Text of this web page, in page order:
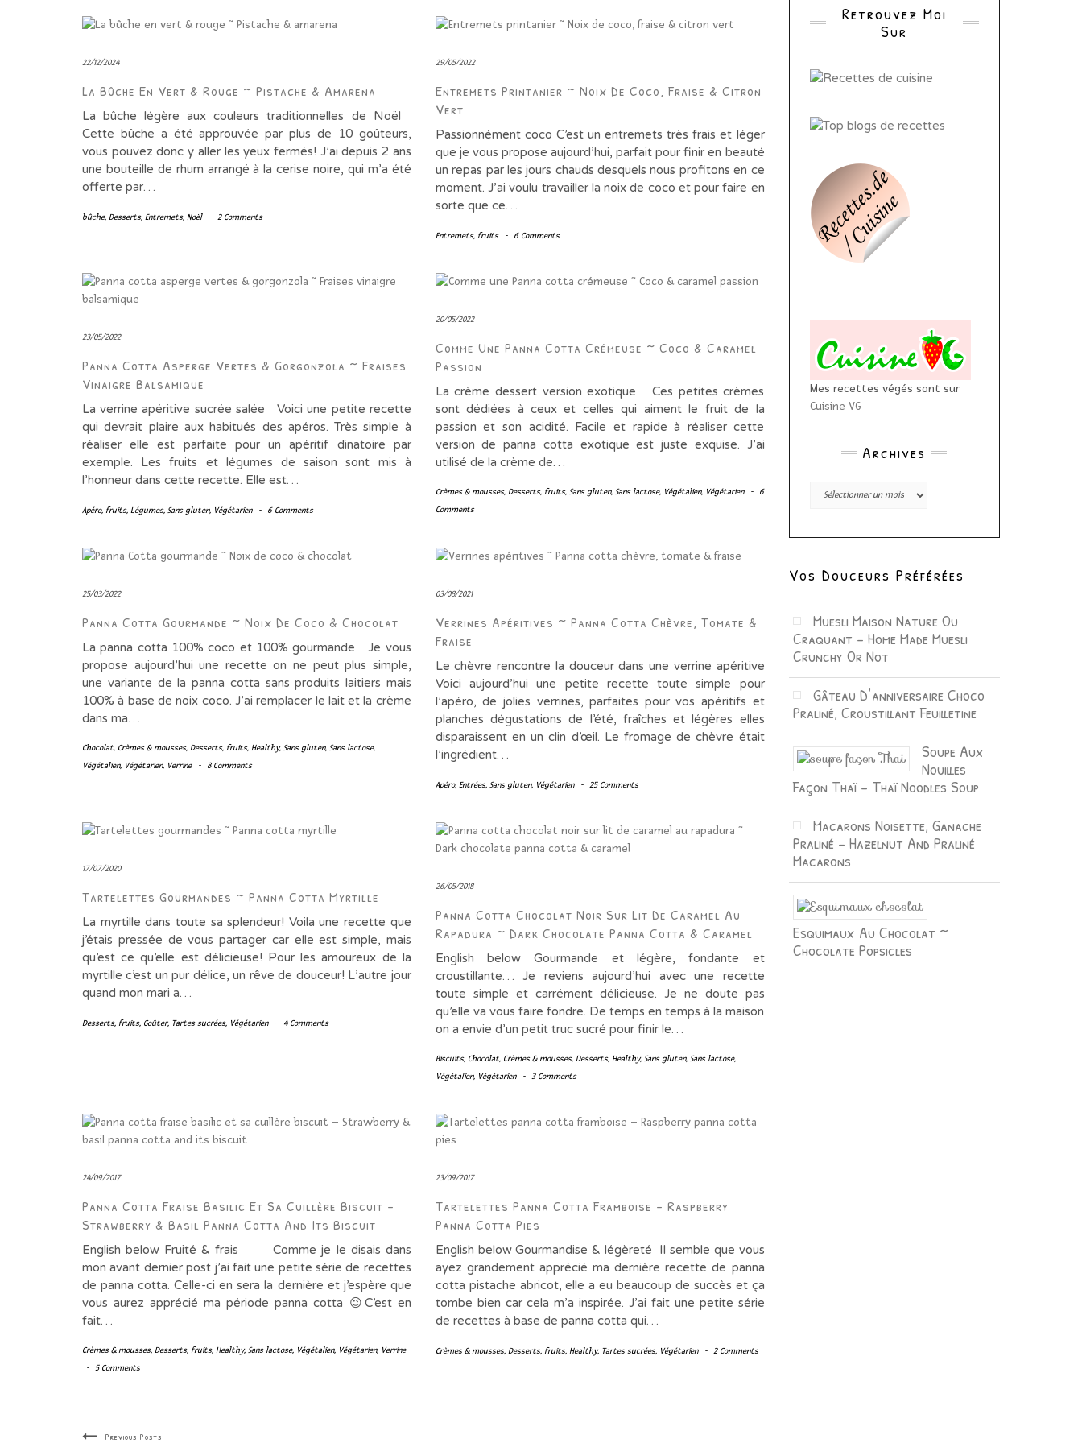
22/12/2024
La Bûche En Vert & Rouge ~ Pistache & Amarena
La bûche légère aux couleurs traditionnelles de Noël
Cette bûche a été approuvée par plus de 10 goûteurs,
vous pouvez donc y aller les yeux fermés! J’ai depuis 2 ans
une bouteille de rhum arrangé à la cerise noire, qui m’a été
offerte par…
bûche, Desserts, Entremets, Noël - 2 Comments
29/05/2022
Entremets Printanier ~ Noix De Coco, Fraise & Citron
Vert
Passionnément coco C’est un entremets très frais et léger
que je vous propose aujourd’hui, parfait pour finir en beauté
un repas par les jours chauds desquels nous profitons en ce
moment. J’ai voulu travailler la noix de coco et pour faire en
sorte que ce…
Entremets, fruits - 6 Comments
23/05/2022
Panna Cotta Asperge Vertes & Gorgonzola ~ Fraises
Vinaigre Balsamique
La verrine apéritive sucrée salée Voici une petite recette
qui devrait plaire aux habitués des apéros. Très simple à
réaliser elle est parfaite pour un apéritif dinatoire par
exemple. Les fruits et légumes de saison sont mis à
l’honneur dans cette recette. Elle est…
Apéro, fruits, Légumes, Sans gluten, Végétarien - 6 Comments
20/05/2022
Comme Une Panna Cotta Crémeuse ~ Coco & Caramel
Passion
La crème dessert version exotique Ces petites crèmes
sont dédiées à ceux et celles qui aiment le fruit de la
passion et son acidité. Facile et rapide à réaliser cette
version de panna cotta exotique est juste exquise. J’ai
utilisé de la crème de…
Crèmes & mousses, Desserts, fruits, Sans gluten, Sans lactose, Végétalien, Végétarien -
6
Comments
25/03/2022
Panna Cotta Gourmande ~ Noix De Coco & Chocolat
La panna cotta 100% coco et 100% gourmande Je vous
propose aujourd’hui une recette on ne peut plus simple,
une variante de la panna cotta sans produits laitiers mais
100% à base de noix coco. J’ai remplacer le lait et la crème
dans ma…
Chocolat, Crèmes & mousses, Desserts, fruits, Healthy, Sans gluten, Sans lactose,
Végétalien, Végétarien, Verrine - 8 Comments
03/08/2021
Verrines Apéritives ~ Panna Cotta Chèvre, Tomate &
Fraise
Le chèvre rencontre la douceur dans une verrine apéritive
Voici aujourd’hui une petite recette toute simple pour
l’apéro, de jolies verrines, parfaites pour vos apéritifs et
planches dégustations de l’été, fraîches et légères elles
disparaissent en un clin d’œil. Le fromage de chèvre était
l’ingrédient…
Apéro, Entrées, Sans gluten, Végétarien - 25 Comments
17/07/2020
Tartelettes Gourmandes ~ Panna Cotta Myrtille
La myrtille dans toute sa splendeur! Voila une recette que
j’étais pressée de vous partager car elle est simple, mais
qu’est ce qu’elle est délicieuse! Pour les amoureux de la
myrtille c’est un pur délice, un rêve de douceur! L’autre jour
quand mon mari a…
Desserts, fruits, Goûter, Tartes sucrées, Végétarien - 4 Comments
26/05/2018
Panna Cotta Chocolat Noir Sur Lit De Caramel Au
Rapadura ~ Dark Chocolate Panna Cotta & Caramel
English below Gourmande et légère, fondante et
croustillante… Je reviens aujourd’hui avec une recette
toute simple et carrément délicieuse. Je ne doute pas
qu’elle va vous faire fondre. De temps en temps à la maison
on a envie d’un petit truc sucré pour finir le…
Biscuits, Chocolat, Crèmes & mousses, Desserts, Healthy, Sans gluten, Sans lactose,
Végétalien, Végétarien - 3 Comments
24/09/2017
Panna Cotta Fraise Basilic Et Sa Cuillère Biscuit –
Strawberry & Basil Panna Cotta And Its Biscuit
English below Fruité & frais Comme je le disais dans
mon avant dernier post j’ai fait une petite série de recettes
de panna cotta. Celle-ci en sera la dernière et j’espère que
vous aurez apprécié ma période panna cotta 😉C’est en
fait…
Crèmes & mousses, Desserts, fruits, Healthy, Sans lactose, Végétalien, Végétarien, Verrine
- 5 Comments
23/09/2017
Tartelettes Panna Cotta Framboise – Raspberry
Panna Cotta Pies
English below Gourmandise & légèreté Il semble que vous
ayez grandement apprécié ma dernière recette de panna
cotta pistache abricot, elle a eu beaucoup de succès et ça
tombe bien car cela m’a inspirée. J’ai fait une petite série
de recettes à base de panna cotta qui…
Crèmes & mousses, Desserts, fruits, Healthy, Tartes sucrées, Végétarien - 2 Comments
Previous Posts
Retrouvez Moi
Sur
Mes recettes végés sont sur
Cuisine VG
Archives
Archives
Vos Douceurs Préférées
Muesli Maison Nature Ou
Craquant – Home Made Muesli
Crunchy Or Not
Gâteau D’anniversaire Choco
Praliné, Croustillant Feuilletine
Soupe Aux
Nouilles
Façon Thaï – Thaï Noodles Soup
Macarons Noisette, Ganache
Praliné – Hazelnut And Praliné
Macarons
Esquimaux Au Chocolat ~
Chocolate Popsicles